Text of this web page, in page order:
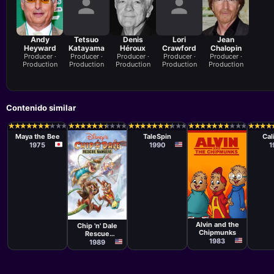
Andy
Heyward
Producer ·
Production
Tetsuo
Katayama
Producer ·
Production
Denis
Héroux
Producer ·
Production
Lori
Crawford
Producer ·
Production
Jean
Chalopin
Producer ·
Production
Contenido similar
★
★★
★★
★★
★★
★★
★★
★★
★★
★★
★
Serie
Maya the Bee
1975
★
★★
★★
★★
★★
★★
★★
★★
★★
★★
★
Serie
John Kimball,
Bob Zamboni,
Rick Leon,
Jamie
Mitchell
Chip 'n' Dale
Rescue
Rangers
1989
★
★★
★★
★★
★★
★★
★★
★★
★★
★★
★
Jamie
Mitchell,
Robert Taylor,
Larry Latham,
TaleSpin
1990
★
★★
★★
★★
★★
★★
★★
★★
★★
★★
★
Serie
Alvin and the
Chipmunks
1983
★
★★
★★
★★
★